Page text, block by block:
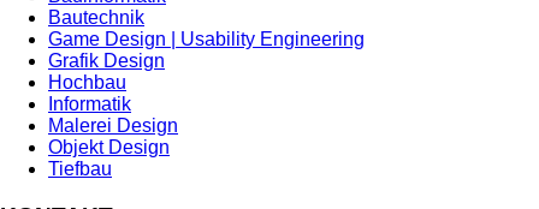
Bautechnik
Game Design | Usability Engineering
Grafik Design
Hochbau
Informatik
Malerei Design
Objekt Design
Tiefbau